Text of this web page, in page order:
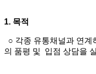
1. 목적
○ 각종 유통채널과 연계
의 품평 및 입점 상담을